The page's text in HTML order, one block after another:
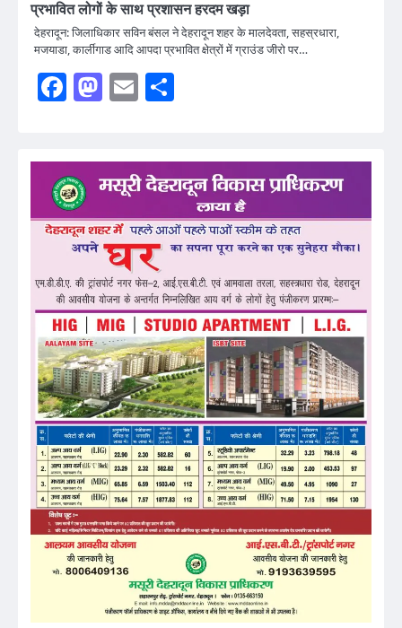
प्रभावित लोगों के साथ प्रशासन हरदम खड़ा
देहरादून: जिलाधिकार सविन बंसल ने देहरादून शहर के मालदेवता, सहस्रधारा,
मजयाडा, कार्लीगाड आदि आपदा प्रभावित क्षेत्रों में ग्राउंड जीरो पर…
Facebook
Mastodon
Email